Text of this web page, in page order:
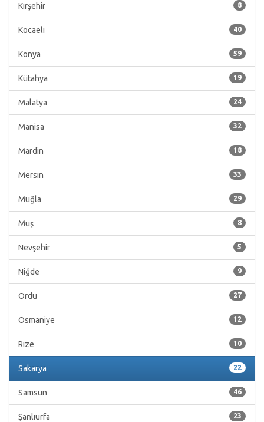
8
Kırşehir
40
Kocaeli
59
Konya
19
Kütahya
24
Malatya
32
Manisa
18
Mardin
33
Mersin
29
Muğla
8
Muş
5
Nevşehir
9
Niğde
27
Ordu
12
Osmaniye
10
Rize
22
Sakarya
46
Samsun
23
Şanlıurfa